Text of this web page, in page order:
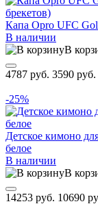
Капа Opro UFC
В наличии
В
4787 руб. 3590 руб.
-25%
Детское кимоно
белое
В наличии
В
14253 руб. 10690